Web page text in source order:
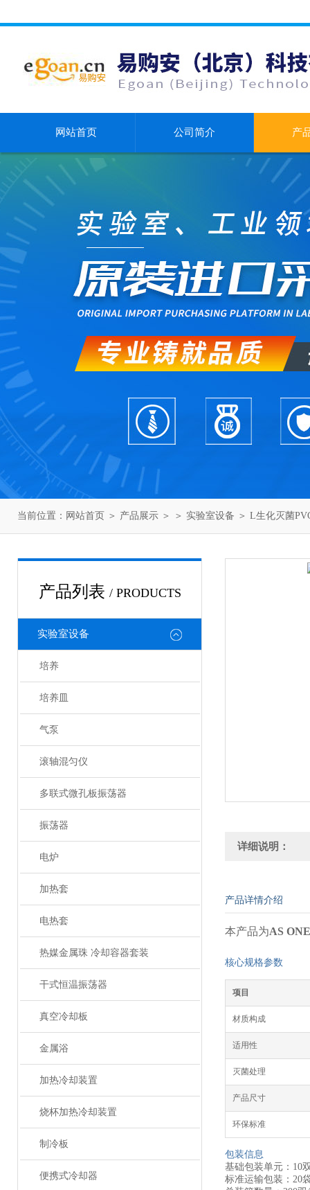
网站首页 公司简介 产
当前位置： 网站首页 ＞ 产品展示 ＞ ＞ 实验室设备 ＞ L生化灭菌
产品列表 / PRODUCTS
实验室设备
培养
培养皿
气泵
滚轴混匀仪
多联式微孔板振荡器
振荡器
电炉
加热套
电热套
热媒金属珠 冷却容器套装
干式恒温振荡器
真空冷却板
金属浴
加热冷却装置
烧杯加热冷却装置
制冷板
便携式冷却器
详细说明：
产品详情介绍
本产品为AS
核心规格参数
项目
材质构成
适用性
灭菌处理
产品尺寸
环保标准
包装信息
基础包装单元：10
标准运输包装：20